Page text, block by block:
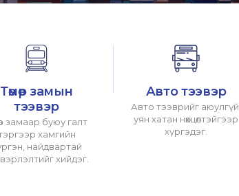
Төмөр замын
тээвэр
замаар буюу галт
хамгийн
найдвартай
хийдэг.
Авто тээвэр
Авто тээврийг аюулгүй,
уян хатан нөхцөлтэйгээр
хүргэдэг.